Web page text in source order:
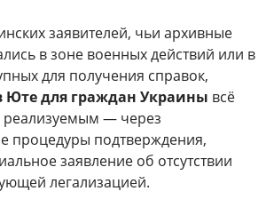
заявителей, чьи архивные
в зоне военных действий или в
для получения справок,
Юте для граждан Украины всё
реализуемым — через
процедуры подтверждения,
заявление об отсутствии
легализацией.